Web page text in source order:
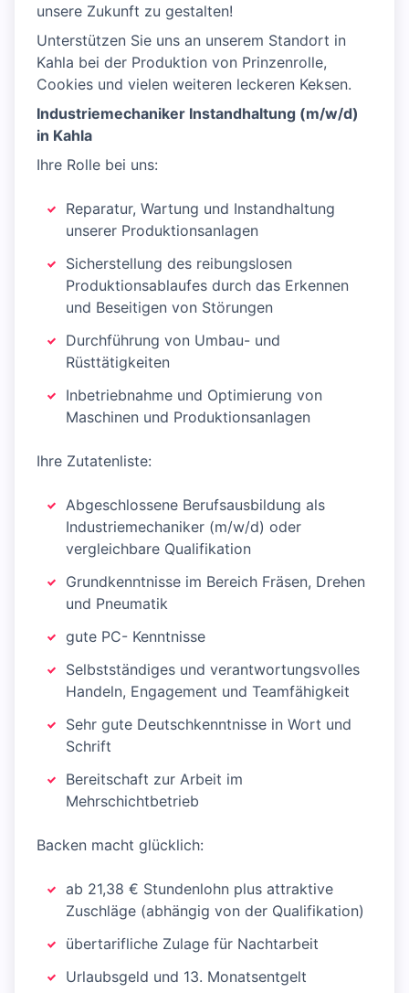
unsere Zukunft zu gestalten!
Unterstützen Sie uns an unserem Standort in
Kahla bei der Produktion von Prinzenrolle,
Cookies und vielen weiteren leckeren Keksen.
Industriemechaniker Instandhaltung (m/w/d)
in Kahla
Ihre Rolle bei uns:
Reparatur, Wartung und Instandhaltung
unserer Produktionsanlagen​
Sicherstellung des reibungslosen
Produktionsablaufes durch das Erkennen ​
und Beseitigen von Störungen
Durchführung von Umbau- und
Rüsttätigkeiten​
Inbetriebnahme und Optimierung von
Maschinen und Produktionsanlagen
Ihre Zutatenliste:
Abgeschlossene Berufsausbildung als
Industriemechaniker (m/w/d) oder
vergleichbare Qualifikation
Grundkenntnisse im Bereich Fräsen, Drehen
und Pneumatik
gute PC- Kenntnisse
Selbstständiges und verantwortungsvolles
Handeln, Engagement und Teamfähigkeit
Sehr gute Deutschkenntnisse in Wort und
Schrift​
​Bereitschaft zur Arbeit im
Mehrschichtbetrieb
Backen macht glücklich:
ab 21,38 € Stundenlohn plus attraktive
Zuschläge (abhängig von der Qualifikation)
übertarifliche Zulage für Nachtarbeit
Urlaubsgeld und 13. Monatsentgelt